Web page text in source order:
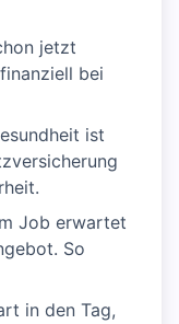
jetzt
bei
ist
Job erwartet
So
in den Tag,